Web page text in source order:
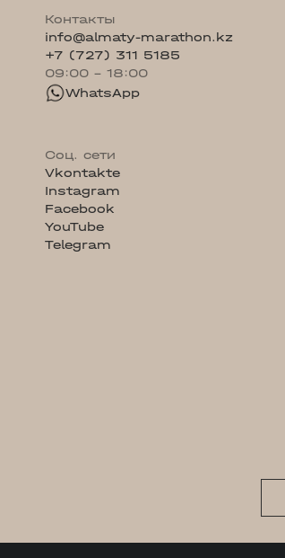
Контакты
info@almaty-marathon.kz
+7 (727) 311 5185
09:00 - 18:00
WhatsApp
Соц. сети
Vkontakte
Instagram
Facebook
YouTube
Telegram